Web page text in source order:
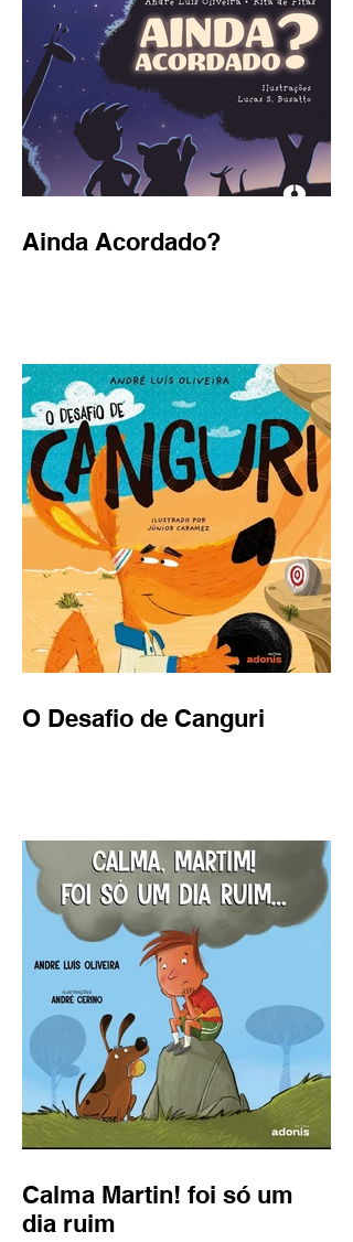
Ainda Acordado?
O Desafio de Canguri
Calma Martin! foi só um
dia ruim